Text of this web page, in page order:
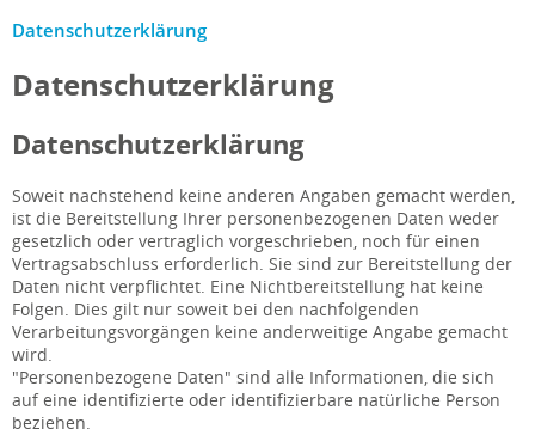
Datenschutzerklärung
Datenschutzerklärung
Datenschutzerklärung
Soweit nachstehend keine anderen Angaben gemacht werden,
ist die Bereitstellung Ihrer personenbezogenen Daten weder
gesetzlich oder vertraglich vorgeschrieben, noch für einen
Vertragsabschluss erforderlich. Sie sind zur Bereitstellung der
Daten nicht verpflichtet. Eine Nichtbereitstellung hat keine
Folgen. Dies gilt nur soweit bei den nachfolgenden
Verarbeitungsvorgängen keine anderweitige Angabe gemacht
wird.
"Personenbezogene Daten" sind alle Informationen, die sich
auf eine identifizierte oder identifizierbare natürliche Person
beziehen.